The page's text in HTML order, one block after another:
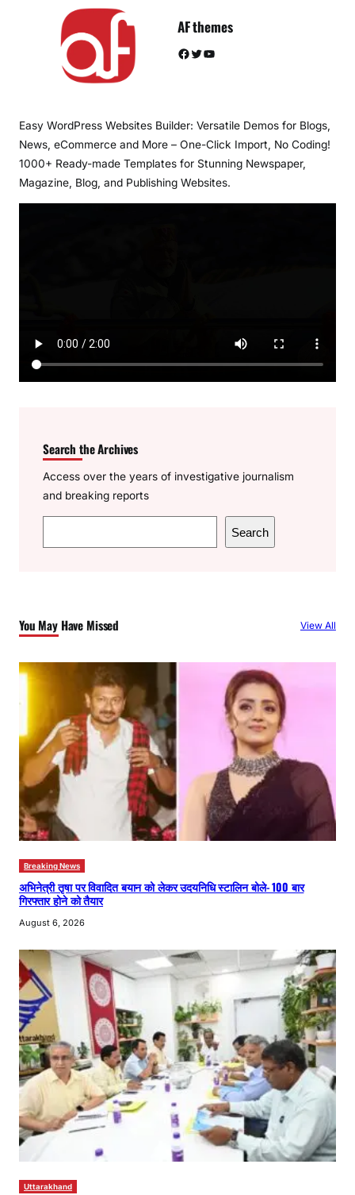
AF themes
Facebook Twitter YouTube
Easy WordPress Websites Builder: Versatile Demos for Blogs,
News, eCommerce and More – One-Click Import, No Coding!
1000+ Ready-made Templates for Stunning Newspaper,
Magazine, Blog, and Publishing Websites.
Search the Archives
Access over the years of investigative journalism
and breaking reports
e
h
Search
You May Have Missed View All
Breaking News
अभिनेत्री तृषा पर विवादित बयान को लेकर उदयनिधि स्टालिन बोले- 100 बार
गिरफ्तार होने को तैयार
August 6, 2026
Uttarakhand